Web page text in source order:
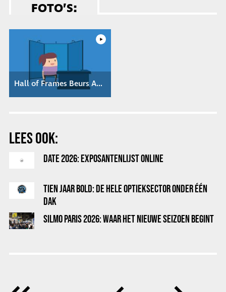
FOTO’S:
Hall of Frames Beurs Animatie Bezoeker
LEES OOK:
DATE 2026: EXPOSANTENLIJST ONLINE
TIEN JAAR BOLD: DE HELE OPTIEKSECTOR ONDER ÉÉN
DAK
SILMO PARIS 2026: WAAR HET NIEUWE SEIZOEN BEGINT